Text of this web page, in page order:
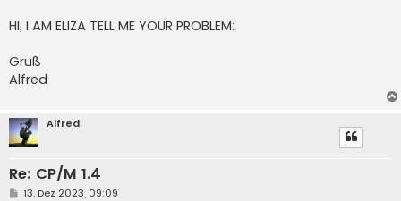
HI, I AM ELIZA TELL ME YOUR PROBLEM:
Gruß
Alfred
Alfred
Re: CP/M 1.4
B13. Dez 2023, 09:09